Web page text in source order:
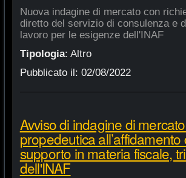
Nuova indagine di mercato con
diretto del servizio di consulenza e
lavoro per le esigenze dell'INAF
Tipologia: Altro
Pubblicato il: 02/08/2022
Avviso di indagine di
propedeutica
supporto in materia fiscale,
dell'INAF